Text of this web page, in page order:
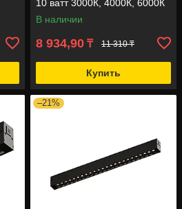
10 ватт 3000К, 4000К, 6000К
В наличии
8 934,90 ₸ 11 310 ₸
Купить
–21%